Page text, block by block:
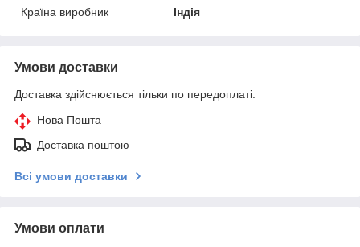
Країна виробник
Індія
Умови доставки
Доставка здійснюється тільки по передоплаті.
Нова Пошта
Доставка поштою
Всі умови доставки
Умови оплати